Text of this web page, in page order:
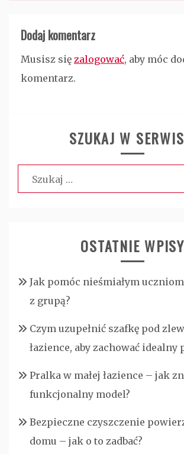
Dodaj komentarz
Musisz się zalogować, aby móc
komentarz.
SZUKAJ W
Szukaj:
OSTATNIE WPISY
Jak pomóc nieśmiałym
z grupą?
Czym uzupełnić szafkę pod
łazience, aby zachować idealny
Pralka w małej łazience – jak
funkcjonalny model?
Bezpieczne czyszczenie
domu – jak o to zadbać?